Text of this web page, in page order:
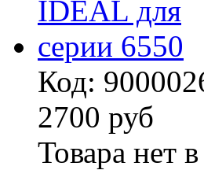
Код:
2700 руб
Товара нет